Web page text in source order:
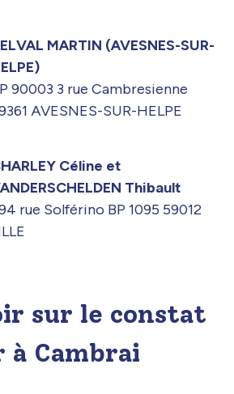
MARTIN (AVESNES-SUR-
90003 3 rue Cambresienne
AVESNES-SUR-HELPE
Céline et
Thibault
rue Solférino BP 1095 59012
sur le constat
à Cambrai